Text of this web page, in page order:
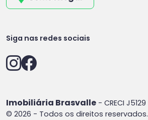
Siga nas redes sociais
Imobiliária Brasvalle - CRECI J5129
© 2026 - Todos os direitos reservados.